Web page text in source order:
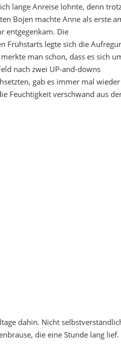
lange Anreise lohnte, denn
Bojen machte Anne als erste
entgegenkam. Die
Frühstarts legte sich die
man schon, dass es sich
nach zwei UP-and-downs
gab es immer mal wieder
Feuchtigkeit verschwand aus
dahin. Nicht
die eine Stunde lang lief.